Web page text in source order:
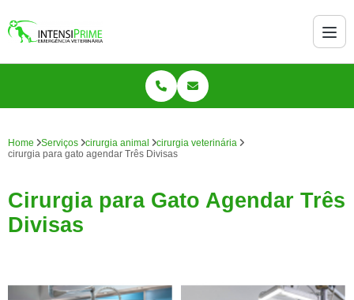
Home Serviços cirurgia animal
cirurgia veterinária
cirurgia para gato agendar Três Divisas
Cirurgia para Gato Agendar Três
Divisas